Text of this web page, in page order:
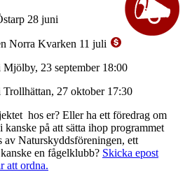
28 juni
Norra Kvarken 11 juli
23 september 18:00
27 oktober 17:30
hos er? Eller ha ett föredrag om
på att sätta ihop programmet
av Naturskyddsföreningen, ett
en fågelklubb? Skicka epost
att ordna.